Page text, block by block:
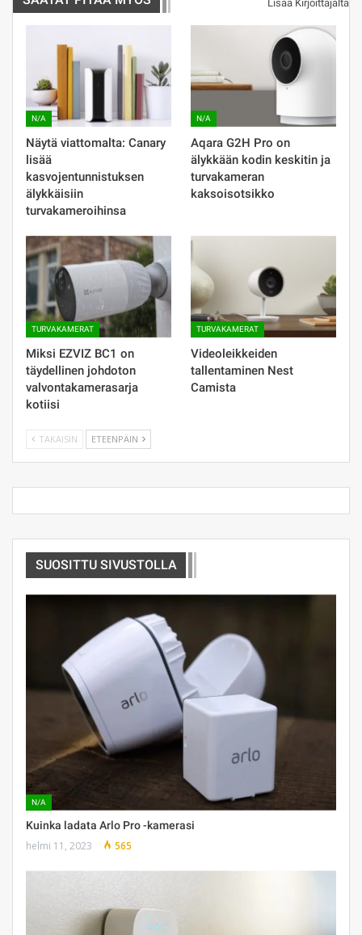
Lisää Kirjoittajalta
N/A
Näytä viattomalta: Canary
lisää
kasvojentunnistuksen
älykkäisiin
turvakameroihinsa
N/A
Aqara G2H Pro on
älykkään kodin keskitin ja
turvakameran
kaksoisotsikko
TURVAKAMERAT
Miksi EZVIZ BC1 on
täydellinen johdoton
valvontakamerasarja
kotiisi
TURVAKAMERAT
Videoleikkeiden
tallentaminen Nest
Camista
TAKAISIN ETEENPÄIN
SUOSITTU SIVUSTOLLA
N/A
Kuinka ladata Arlo Pro -kamerasi
helmi 11, 2023 565